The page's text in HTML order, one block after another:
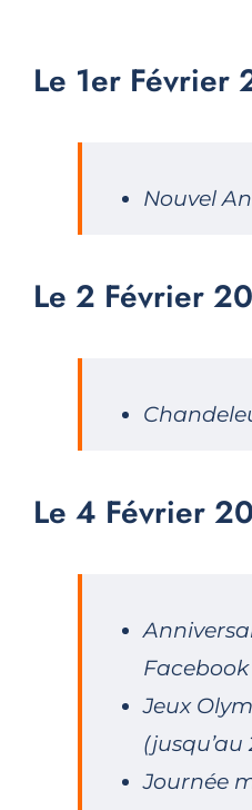
Le 1er Février
Nouvel
Le 2 Février
Le 4 Février
Facebook
Jeux
(jusqu’au
Journée